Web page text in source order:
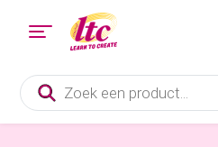
Producten
zoeken